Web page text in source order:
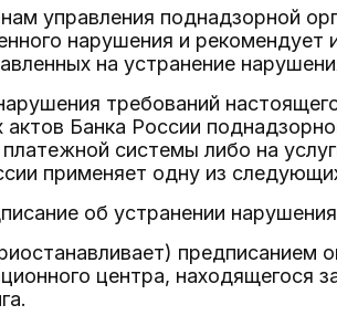
управления поднадзорной
нарушения и
на устранение
требований
Банка России
системы либо на
применяет одну из
об устранении
предписанием
центра, находящегося